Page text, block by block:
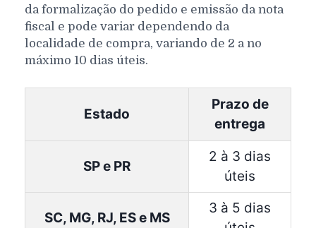
da formalização do pedido e emissão da nota
fiscal e pode variar dependendo da
localidade de compra, variando de 2 a no
máximo 10 dias úteis.
Estado
Prazo de
entrega
SP e PR
2 à 3 dias
úteis
SC, MG, RJ, ES e MS
3 à 5 dias